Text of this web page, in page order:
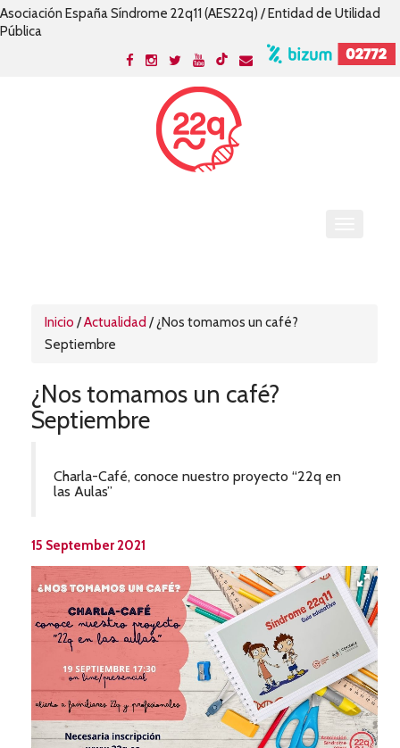
Asociación España Síndrome 22q11 (AES22q) / Entidad de Utilidad
Pública
Inicio /Actualidad /¿Nos tomamos un café?
Septiembre
¿Nos tomamos un café?
Septiembre
Charla-Café, conoce nuestro proyecto “22q en
las Aulas”
15 September 2021